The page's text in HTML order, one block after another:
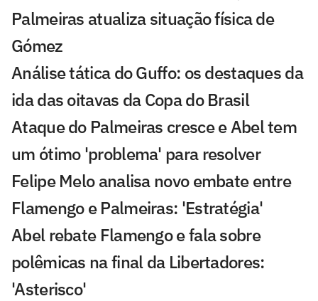
Palmeiras atualiza situação física de
Gómez
Análise tática do Guffo: os destaques da
ida das oitavas da Copa do Brasil
Ataque do Palmeiras cresce e Abel tem
um ótimo 'problema' para resolver
Felipe Melo analisa novo embate entre
Flamengo e Palmeiras: 'Estratégia'
Abel rebate Flamengo e fala sobre
polêmicas na final da Libertadores:
'Asterisco'